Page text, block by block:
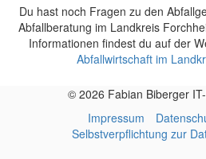
Du hast noch Fragen zu den
Abfallberatung im Landkreis
Informationen findest du auf der
Abfallwirtschaft im
© 2026 Fabian Biberger
Impressum
Selbstverpflichtung zur